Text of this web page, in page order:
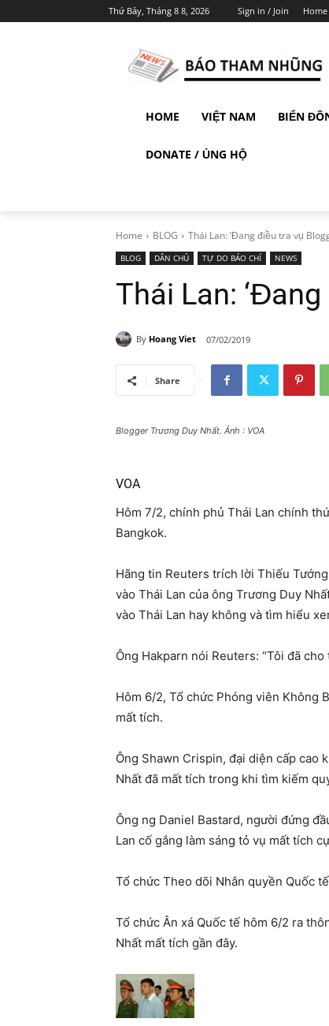
Thứ Bảy, Tháng 8 8, 2026 Sign in / Join Home
HOME VIỆT NAM BIỂN
DONATE / ỦNG HỘ
Home BLOG Thái Lan: ‘Đang điều tra vụ
BLOG DÂN CHỦ TỰ DO BÁO CHÍ NEWS
Thái Lan:
By Hoang Viet 07/02/2019
Share
Blogger Trương Duy Nhất. Ảnh : VOA
VOA
Hôm 7/2, chính phủ Thái Lan chính
Bangkok.
Hãng tin Reuters trích lời Thiếu
vào Thái Lan của ông Trương Duy
vào Thái Lan hay không và tìm hiểu
Ông Hakparn nói Reuters: “Tôi đã
Hôm 6/2, Tổ chức Phóng viên Không
mất tích.
Ông Shawn Crispin, đại diện cấp cao
Nhất đã mất tích trong khi tìm kiếm
Ông ng Daniel Bastard, người đứng
Lan cố gắng làm sáng tỏ vụ mất tích
Tổ chức Theo dõi Nhân quyền Quốc
Tổ chức Ân xá Quốc tế hôm 6/2 ra
Nhất mất tích gần đây.